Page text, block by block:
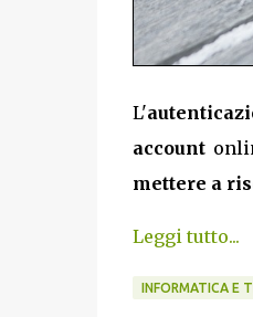
L'
account
mettere a
Leggi tutto...
INFORMATICA E